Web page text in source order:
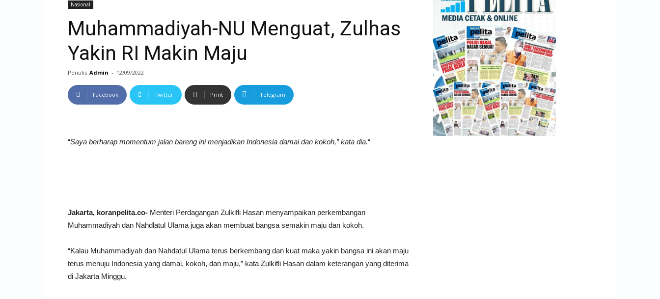
Nasional
Muhammadiyah-NU Menguat, Zulhas
Yakin RI Makin Maju
Penulis Admin - 12/09/2022
Facebook Twitter Print Telegram
“Saya berharap momentum jalan bareng ini menjadikan Indonesia damai dan kokoh,” kata dia.“
Jakarta, koranpelita.co- Menteri Perdagangan Zulkifli Hasan menyampaikan perkembangan
Muhammadiyah dan Nahdlatul Ulama juga akan membuat bangsa semakin maju dan kokoh.
“Kalau Muhammadiyah dan Nahdatul Ulama terus berkembang dan kuat maka yakin bangsa ini akan maju
terus menuju Indonesia yang damai, kokoh, dan maju,” kata Zulkifli Hasan dalam keterangan yang diterima
di Jakarta Minggu.